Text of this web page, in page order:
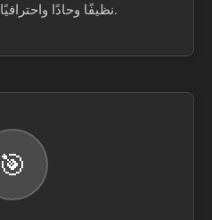
أن يكون ناتج 4K نظيفًا وحادًا واحترافيًا.
🎯